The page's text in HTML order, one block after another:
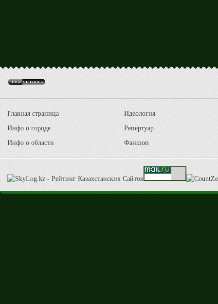
Главная страница
Инфо о городе
Инфо о области
Идеология
Репертуар
Фаншоп